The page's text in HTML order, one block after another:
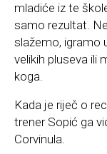
mladiće iz te
samo rezultat.
slažemo, igramo
velikih pluseva ili
koga.
Kada je riječ o
trener Sopić ga
Corvinula.